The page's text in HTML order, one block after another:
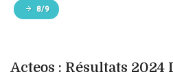
8/9
Acteos : Résultats 2024